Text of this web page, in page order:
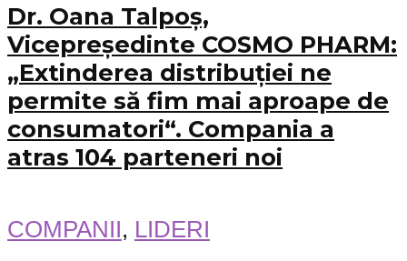
Dr. Oana Talpoș,
Vicepreședinte COSMO PHARM:
„Extinderea distribuției ne
permite să fim mai aproape de
consumatori“. Compania a
atras 104 parteneri noi
COMPANII, LIDERI